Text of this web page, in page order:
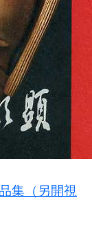
集（另開視